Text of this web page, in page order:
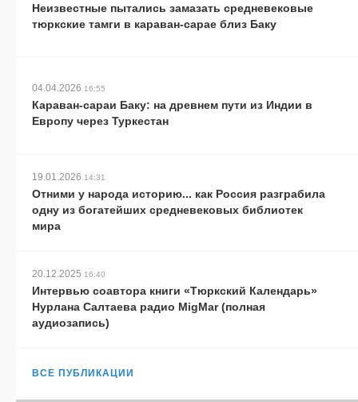
Неизвестные пытались замазать средневековые
тюркские тамги в караван-сарае близ Баку
04.04.2026 16:55
Караван-сараи Баку: на древнем пути из Индии в
Европу через Туркестан
19.01.2026 14:31
Отними у народа историю... как Россия разграбила
одну из богатейших средневековых библиотек
мира
20.12.2025 16:40
Интервью соавтора книги «Тюркский Календарь»
Нурлана Салтаева радио MigMar (полная
аудиозапись)
ВСЕ ПУБЛИКАЦИИ